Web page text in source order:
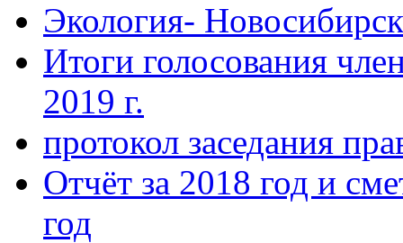
Экология-
Итоги голосования
2019 г.
протокол заседания
Отчёт за 2018 год и
год